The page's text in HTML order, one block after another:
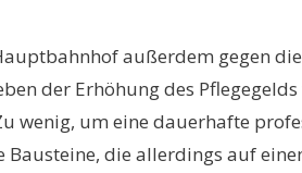
außerdem gegen
der Erhöhung des
wenig, um eine dauerhafte
die allerdings auf